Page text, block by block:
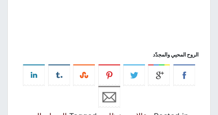
الروح المحيي والمجدّد